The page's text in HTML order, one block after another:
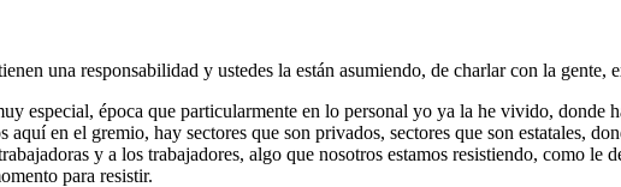
una responsabilidad y ustedes la están asumiendo, de charlar con la
especial, época que particularmente en lo personal yo ya la he vivido, donde
aquí en el gremio, hay sectores que son privados, sectores que son estatales,
y a los trabajadores, algo que nosotros estamos resistiendo, como le
para resistir.